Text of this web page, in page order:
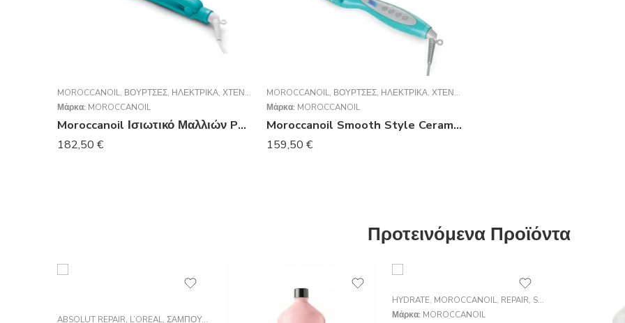
MOROCCANOIL, ΒΟΎΡΤΣΕΣ, ΗΛΕΚΤΡΙΚΆ, ΧΤΈΝΕΣ - ΒΟΎΡΤΣΕΣ
Μάρκα: MOROCCANOIL
Moroccanoil Ισιωτικό Μαλλιών Perfectly Polished Titanium Flat Iron
182,50 €
MOROCCANOIL, ΒΟΎΡΤΣΕΣ, ΗΛΕΚΤΡΙΚΆ, ΧΤΈΝΕΣ - ΒΟΎΡΤΣΕΣ
Μάρκα: MOROCCANOIL
Moroccanoil Smooth Style Ceramic Heated Brush
159,50 €
Προτεινόμενα Προϊόντα
ABSOLUT REPAIR, L’ORÉAL, ΣΑΜΠΟΥΆΝ
HYDRATE, MOROCCANOIL, REPAIR, STYLING
Μάρκα: MOROCCANOIL